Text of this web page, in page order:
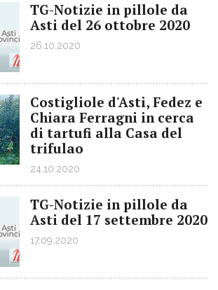
TG-Notizie in pillole da
Asti del 26 ottobre 2020
26.10.2020
Costigliole d'Asti, Fedez e
Chiara Ferragni in cerca
di tartufi alla Casa del
trifulao
24.10.2020
TG-Notizie in pillole da
Asti del 17 settembre 2020
17.09.2020